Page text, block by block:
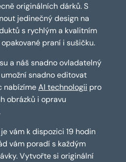
originálních dárků. S
jedinečný design na
s rychlým a kvalitním
praní i sušičku.
a náš snadno ovladatelný
snadno editovat
nabízímeAI technologii pro
obrázků i opravu
vám k dispozici 19 hodin
vám poradí s každým
Vytvořte si originální